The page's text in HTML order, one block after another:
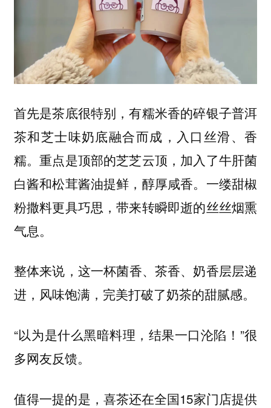
首先是茶底很特别，有糯米香的碎银子普洱
茶和芝士味奶底融合而成，入口丝滑、香
糯。重点是顶部的芝芝云顶，加入了牛肝菌
白酱和松茸酱油提鲜，醇厚咸香。一缕甜椒
粉撒料更具巧思，带来转瞬即逝的丝丝烟熏
气息。
整体来说， 这一杯菌香、茶香、奶香层层递
进，风味饱满，完美打破了奶茶的甜腻感。
“以为是什么黑暗料理，结果一口沦陷！”很
多网友反馈。
值得一提的是，喜茶还在全国15家门店提供